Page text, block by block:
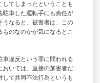
てしまったということも
駐車した運転手にも責任が
うなると、被害者は、この
のなのかが気になるとこ
車違反という罪に問われる
おいては、直接の加害者だ
て共同不法行為というも